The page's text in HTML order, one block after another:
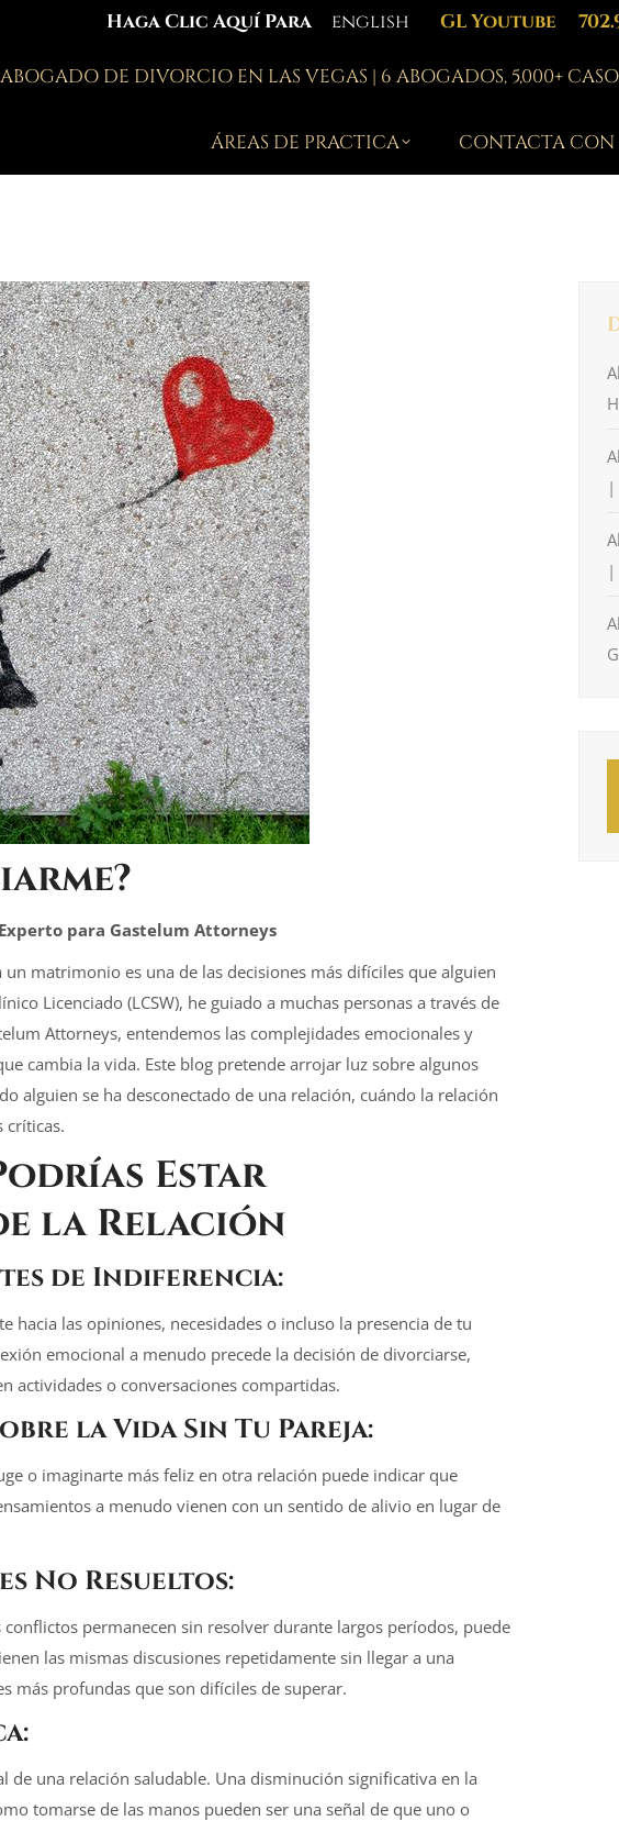
Haga Clic Aquí Para english GL Youtube
ABOGADO DE DIVORCIO EN LAS VEGAS | 6 ABOGADOS, 5,000+
ÁREAS DE PRACTICA CONTACTA CON
para Gastelum Attorneys
matrimonio es una de las decisiones más difíciles que alguien
Licenciado (LCSW), he guiado a muchas personas a través de
Attorneys, entendemos las complejidades emocionales y
cambia la vida. Este blog pretende arrojar luz sobre algunos
alguien se ha desconectado de una relación, cuándo la relación
críticas.
Estar
la Relación
de Indiferencia:
hacia las opiniones, necesidades o incluso la presencia de tu
emocional a menudo precede la decisión de divorciarse,
actividades o conversaciones compartidas.
la Vida Sin Tu Pareja:
o imaginarte más feliz en otra relación puede indicar que
a menudo vienen con un sentido de alivio en lugar de
No Resueltos:
permanecen sin resolver durante largos períodos, puede
las mismas discusiones repetidamente sin llegar a una
más profundas que son difíciles de superar.
de una relación saludable. Una disminución significativa en la
tomarse de las manos pueden ser una señal de que uno o
|
|